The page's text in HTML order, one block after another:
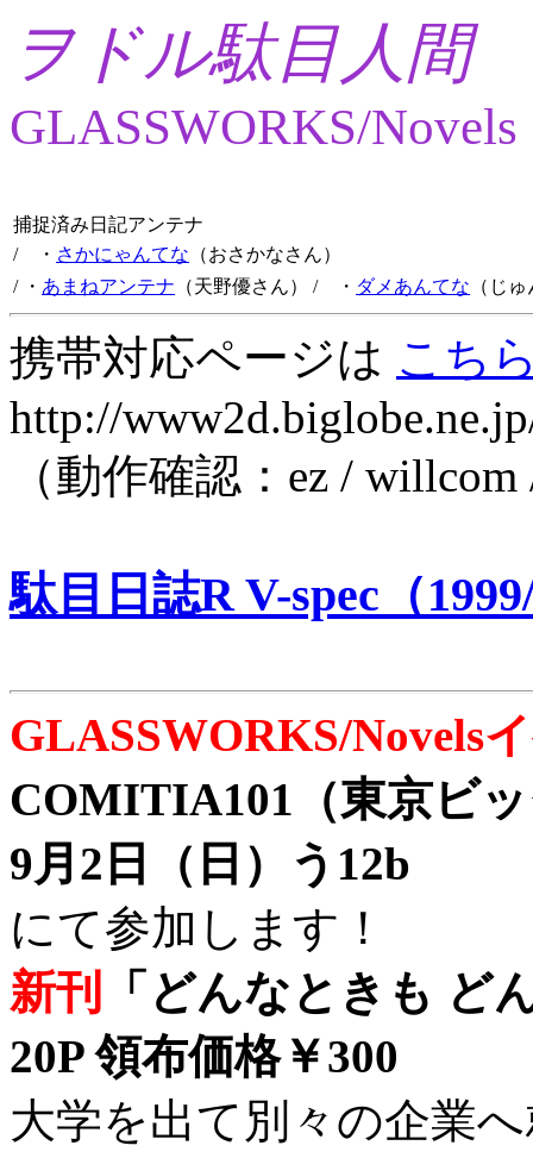
ヲドル駄目人間
GLASSWORKS/Novels
捕捉済み日記アンテナ
/ ・ さかにゃんてな （おさかなさん）
/ ・ あまねアンテナ （天野優さん） / ・ ダメあんてな （じ
携帯対応ページは こち
http://
（動作確認：ez /
駄目日誌R V-spec（
GLASSWORKS/Novels
COMITIA101（東京ビ
9月2日（日）う12b
にて参加します！
新刊
「どんなときも ど
20P 領布価格￥300
大学を出て別々の企業